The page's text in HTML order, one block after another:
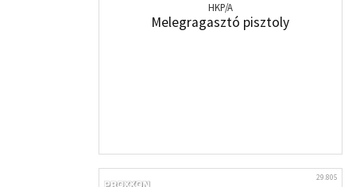
HKP/A
Melegragasztó pisztoly
29.805